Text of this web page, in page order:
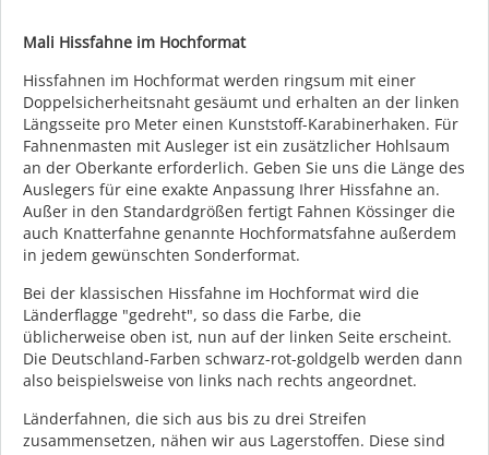
Mali Hissfahne im Hochformat
Hissfahnen im Hochformat werden ringsum mit einer
Doppelsicherheitsnaht gesäumt und erhalten an der linken
Längsseite pro Meter einen Kunststoff-Karabinerhaken. Für
Fahnenmasten mit Ausleger ist ein zusätzlicher Hohlsaum
an der Oberkante erforderlich. Geben Sie uns die Länge des
Auslegers für eine exakte Anpassung Ihrer Hissfahne an.
Außer in den Standardgrößen fertigt Fahnen Kössinger die
auch Knatterfahne genannte Hochformatsfahne außerdem
in jedem gewünschten Sonderformat.
Bei der klassischen Hissfahne im Hochformat wird die
Länderflagge "gedreht", so dass die Farbe, die
üblicherweise oben ist, nun auf der linken Seite erscheint.
Die Deutschland-Farben schwarz-rot-goldgelb werden dann
also beispielsweise von links nach rechts angeordnet.
Länderfahnen, die sich aus bis zu drei Streifen
zusammensetzen, nähen wir aus Lagerstoffen. Diese sind